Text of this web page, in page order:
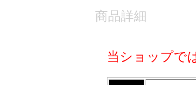
商品詳細
当ショップで